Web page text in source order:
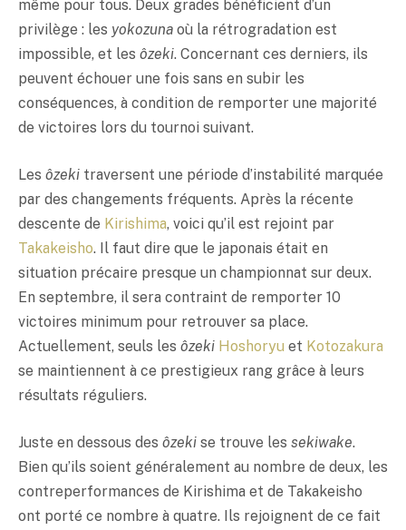
même pour tous. Deux grades bénéficient d’un
privilège : les yokozuna où la rétrogradation est
impossible, et les ôzeki. Concernant ces derniers, ils
peuvent échouer une fois sans en subir les
conséquences, à condition de remporter une majorité
de victoires lors du tournoi suivant.
Les ôzeki traversent une période d’instabilité marquée
par des changements fréquents. Après la récente
descente de Kirishima, voici qu’il est rejoint par
Takakeisho. Il faut dire que le japonais était en
situation précaire presque un championnat sur deux.
En septembre, il sera contraint de remporter 10
victoires minimum pour retrouver sa place.
Actuellement, seuls les ôzeki Hoshoryu et Kotozakura
se maintiennent à ce prestigieux rang grâce à leurs
résultats réguliers.
Juste en dessous des ôzeki se trouve les sekiwake.
Bien qu’ils soient généralement au nombre de deux, les
contreperformances de Kirishima et de Takakeisho
ont porté ce nombre à quatre. Ils rejoignent de ce fait